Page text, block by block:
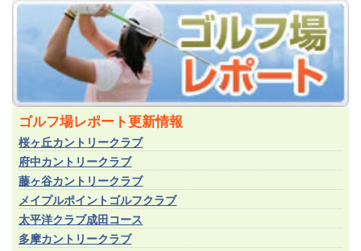
ゴルフ場レポート更新情報
桜ヶ丘カントリークラブ
府中カントリークラブ
藤ヶ谷カントリークラブ
メイプルポイントゴルフクラブ
太平洋クラブ成田コース
多摩カントリークラブ